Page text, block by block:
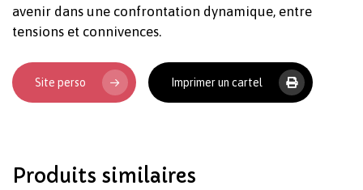
avenir dans une confrontation dynamique, entre
tensions et connivences.
Site perso Imprimer un cartel
Produits similaires